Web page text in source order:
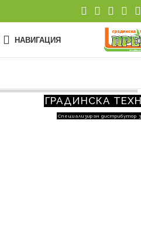
НАВИГАЦИЯ
ГРАДИНСКА
Специализиран дистрибутор